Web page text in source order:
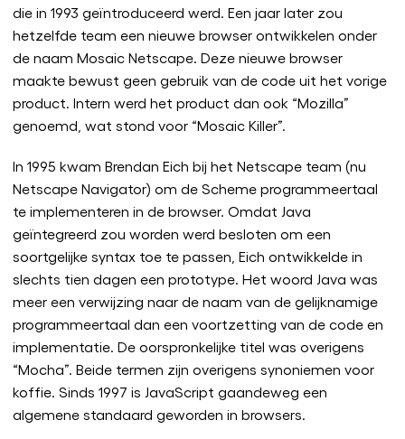
die in 1993 geïntroduceerd werd. Een jaar later zou
hetzelfde team een nieuwe browser ontwikkelen onder
de naam Mosaic Netscape. Deze nieuwe browser
maakte bewust geen gebruik van de code uit het vorige
product. Intern werd het product dan ook “Mozilla”
genoemd, wat stond voor “Mosaic Killer”.
In 1995 kwam Brendan Eich bij het Netscape team (nu
Netscape Navigator) om de Scheme programmeertaal
te implementeren in de browser. Omdat Java
geïntegreerd zou worden werd besloten om een
soortgelijke syntax toe te passen, Eich ontwikkelde in
slechts tien dagen een prototype. Het woord Java was
meer een verwijzing naar de naam van de gelijknamige
programmeertaal dan een voortzetting van de code en
implementatie. De oorspronkelijke titel was overigens
“Mocha”. Beide termen zijn overigens synoniemen voor
koffie. Sinds 1997 is JavaScript gaandeweg een
algemene standaard geworden in browsers.